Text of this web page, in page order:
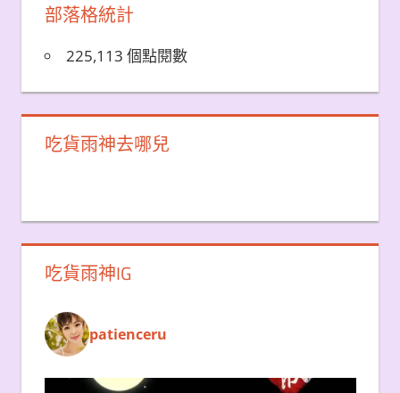
部落格統計
225,113 個點閱數
吃貨雨神去哪兒
吃貨雨神IG
patienceru